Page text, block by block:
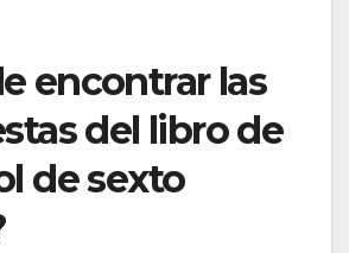
encontrar las
del libro de
de sexto